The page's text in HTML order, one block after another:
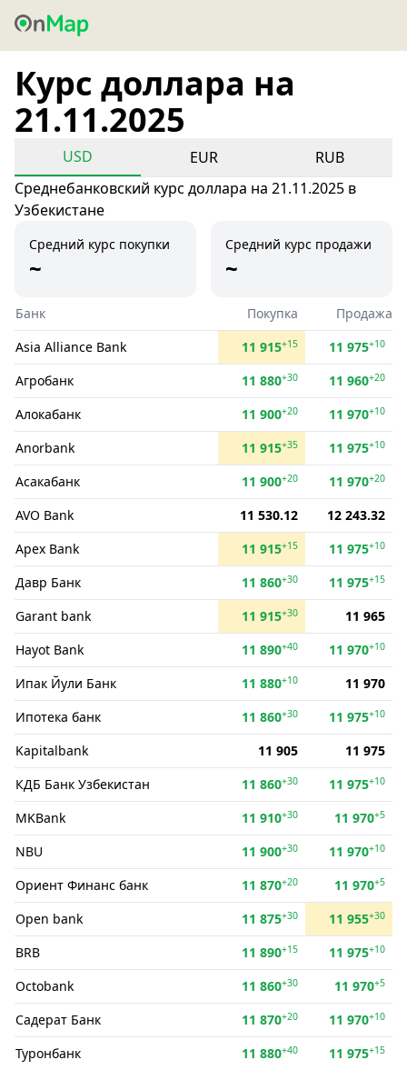
Курс доллара на
21.11.2025
USD EUR
RUB
Среднебанковский курс доллара на 21.11.2025 в
Узбекистане
Средний курс покупки
~
Средний курс продажи
~
Банк Покупка
Продажа
Asia Alliance Bank
11 915+15 11 975+10
Агробанк 11 880+30 11 960+20
Алокабанк 11 900+20 11 970+10
Anorbank 11 915+35 11 975+10
Асакабанк 11 900+20 11 970+20
AVO Bank 11 530.12
12 243.32
Apex Bank
11 915+15 11 975+10
Давр Банк 11 860+30 11 975+15
Garant bank 11 915+30
11 965
Hayot Bank
11 890+40 11 970+10
Ипак Йули Банк 11 880+10
11 970
Ипотека банк
11 860+30 11 975+10
Kapitalbank 11 905
11 975
КДБ Банк Узбекистан
11 860+30 11 975+10
MKBank 11 910+30 11 970+5
NBU 11 900+30 11 970+10
Ориент Финанс банк 11 870+20 11 970+5
Open bank 11 875+30 11 955+30
BRB 11 890+15 11 975+10
Octobank 11 860+30 11 970+5
Садерат Банк 11 870+20 11 970+10
Туронбанк 11 880+40 11 975+15